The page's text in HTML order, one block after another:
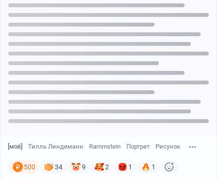
[моё] Тилль Линдеманн Rammstein Портрет Рисунок
500 34 9 2 1 1